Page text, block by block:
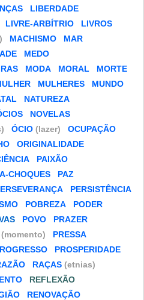
LIBERDADE
LIVRE-ARBÍTRIO
LIVROS
MACHISMO
MAR
MEDO
MODA MORAL
MORTE
MULHERES
MUNDO
NATUREZA
NOVELAS
ÓCIO (lazer)
OCUPAÇÃO
ORIGINALIDADE
PAIXÃO
CHOQUES
PAZ
PERSISTÊNCIA
POBREZA
PODER
POVO
PRAZER
(momento)
PRESSA
PROSPERIDADE
RAÇAS (etnias)
REFLEXÃO
RENOVAÇÃO